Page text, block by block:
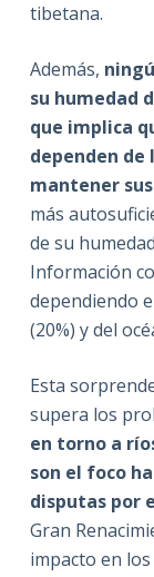
tibetana.
Además,
su humedad
que implica
dependen de
mantener
más
de su
Información
dependiendo
(20%) y del
Esta
supera los
en torno a
son el foco
disputas por
Gran
impacto en